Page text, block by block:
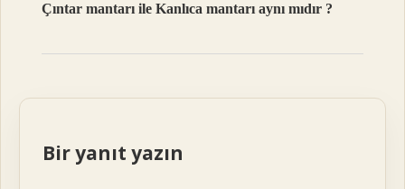
Çıntar mantarı ile Kanlıca mantarı aynı mıdır ?
Bir yanıt yazın